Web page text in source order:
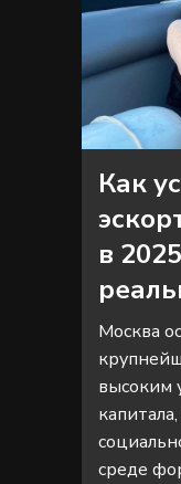
Как
в
Москва
высоким
среде